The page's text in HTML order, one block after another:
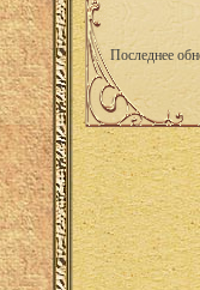
Последнее